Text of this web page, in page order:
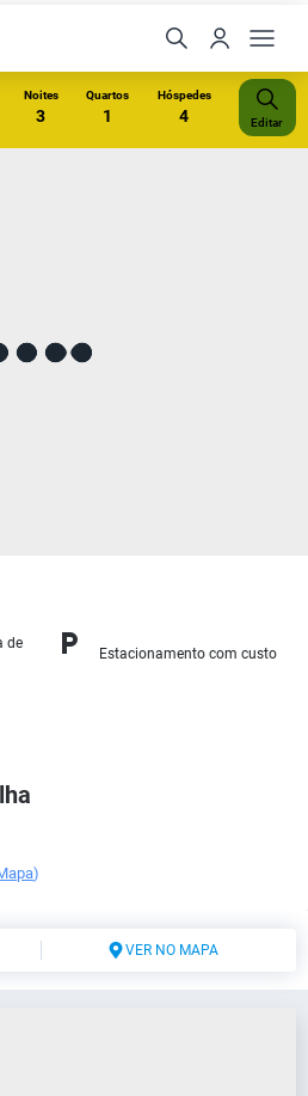
Noites
3
Quartos
1
Hóspedes
4 Editar
)
de
Estacionamento com custo
VER NO MAPA